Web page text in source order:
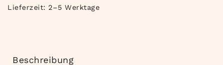
Lieferzeit: 2–5 Werktage
Beschreibung